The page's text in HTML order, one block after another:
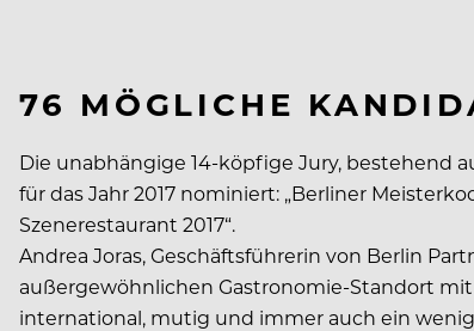
76 MÖGLICHE
Die unabhängige 14-köpfige Jury, bestehend
für das Jahr 2017 nominiert: „Berliner
Szenerestaurant 2017“.
Andrea Joras, Geschäftsführerin von Berlin
außergewöhnlichen Gastronomie-Standort
international, mutig und immer auch ein wenig